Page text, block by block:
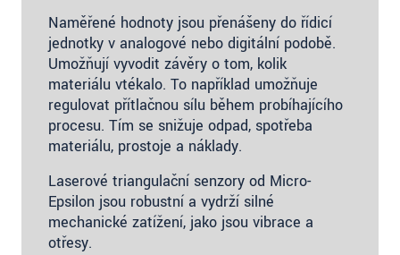
Naměřené hodnoty jsou přenášeny do řídicí
jednotky v analogové nebo digitální podobě.
Umožňují vyvodit závěry o tom, kolik
materiálu vtékalo. To například umožňuje
regulovat přítlačnou sílu během probíhajícího
procesu. Tím se snižuje odpad, spotřeba
materiálu, prostoje a náklady.
Laserové triangulační senzory od Micro-
Epsilon jsou robustní a vydrží silné
mechanické zatížení, jako jsou vibrace a
otřesy.